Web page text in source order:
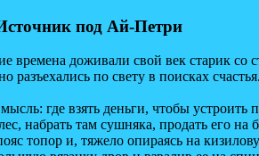
под Ай-Петри
доживали свой век старик со
разъехались по свету в поисках
где взять деньги, чтобы устроить
там сушняка, продать его на
топор и, тяжело опираясь на